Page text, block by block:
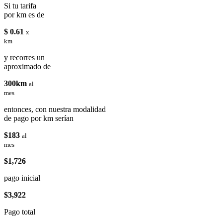
Si tu tarifa
por km es de
$ 0.61 x
km
y recorres un
aproximado de
300km al
mes
entonces, con nuestra modalidad
de pago por km serían
$183 al
mes
$1,726
pago inicial
$3,922
Pago total